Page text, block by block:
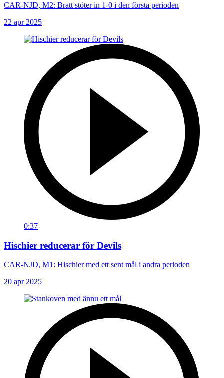
CAR-NJD, M2: Bratt stöter in 1-0 i den första perioden
22 apr 2025
0:37
Hischier reducerar för Devils
CAR-NJD, M1: Hischier med ett sent mål i andra perioden
20 apr 2025